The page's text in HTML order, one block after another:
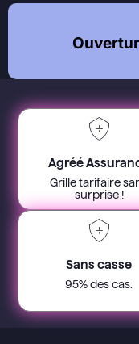
Agréé
Grille tarifaire
surprise !
Sans casse
95% des cas.